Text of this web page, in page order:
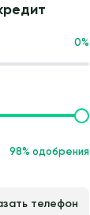
0%
98% одобрения
телефон